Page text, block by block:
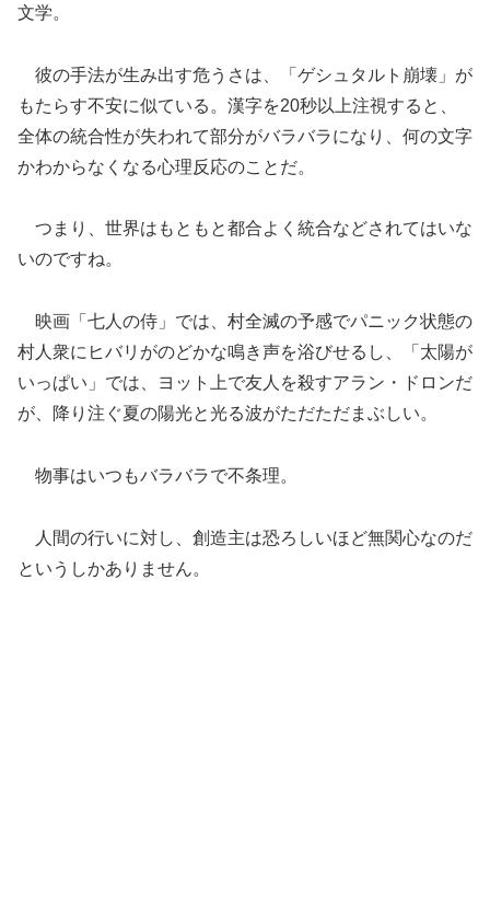
文学。
彼の手法が生み出す危うさは、「ゲシュタルト崩壊」が
もたらす不安に似ている。漢字を20秒以上注視すると、
全体の統合性が失われて部分がバラバラになり、何の文字
かわからなくなる心理反応のことだ。
つまり、世界はもともと都合よく統合などされてはいな
いのですね。
映画「七人の侍」では、村全滅の予感でパニック状態の
村人衆にヒバリがのどかな鳴き声を浴びせるし、「太陽が
いっぱい」では、ヨット上で友人を殺すアラン・ドロンだ
が、降り注ぐ夏の陽光と光る波がただただまぶしい。
物事はいつもバラバラで不条理。
人間の行いに対し、創造主は恐ろしいほど無関心なのだ
というしかありません。